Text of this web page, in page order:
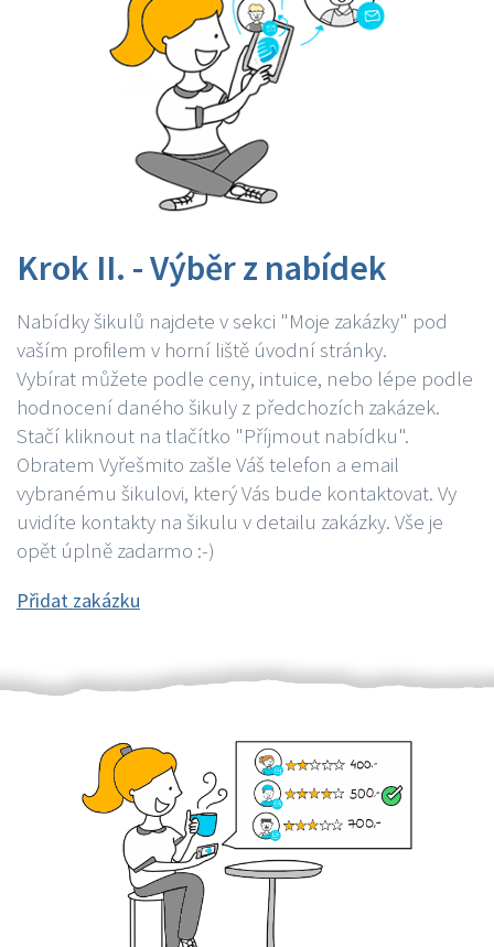
Krok II. - Výběr z nabídek
Nabídky šikulů najdete v sekci "Moje zakázky" pod
vaším profilem v horní liště úvodní stránky.
Vybírat můžete podle ceny, intuice, nebo lépe podle
hodnocení daného šikuly z předchozích zakázek.
Stačí kliknout na tlačítko "Příjmout nabídku".
Obratem Vyřešmito zašle Váš telefon a email
vybranému šikulovi, který Vás bude kontaktovat. Vy
uvidíte kontakty na šikulu v detailu zakázky. Vše je
opět úplně zadarmo :-)
Přidat zakázku